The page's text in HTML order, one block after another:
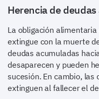
Herencia de
La obligación
extingue con la muerte
deudas acumuladas
desaparecen y pueden
sucesión. En cambio, las
extinguen al fallecer el